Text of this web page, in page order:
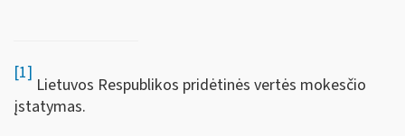
[1]
Lietuvos Respublikos pridėtinės vertės mokesčio
įstatymas.